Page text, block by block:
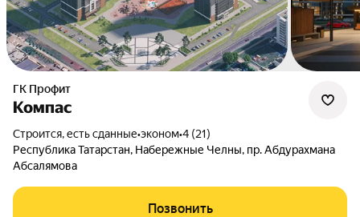
ГК Профит
Компас
Строится, есть сданные•эконом•4 (21)
Республика Татарстан, Набережные Челны, пр. Абдурахмана
Абсалямова
Позвонить